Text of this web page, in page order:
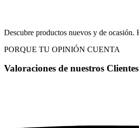
Descubre productos nuevos y de ocasión.
PORQUE TU OPINIÓN CUENTA
Valoraciones de nuestros Clientes